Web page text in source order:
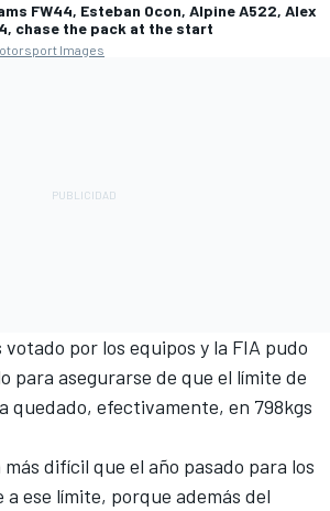
FW44, Esteban Ocon, Alpine A522, Alex
chase the pack at the start
Images
votado por los equipos y la FIA pudo
para asegurarse de que el límite de
quedado, efectivamente, en 798kgs
difícil que el año pasado para los
ese límite, porque además del